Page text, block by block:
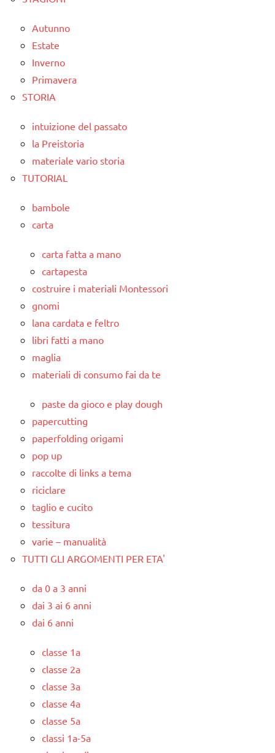
Autunno
Estate
Inverno
Primavera
STORIA
intuizione del passato
la Preistoria
materiale vario storia
TUTORIAL
bambole
carta
carta fatta a mano
cartapesta
costruire i materiali Montessori
gnomi
lana cardata e feltro
libri fatti a mano
maglia
materiali di consumo fai da te
paste da gioco e play dough
papercutting
paperfolding origami
pop up
raccolte di links a tema
riciclare
taglio e cucito
tessitura
varie – manualità
TUTTI GLI ARGOMENTI PER ETA'
da 0 a 3 anni
dai 3 ai 6 anni
dai 6 anni
classe 1a
classe 2a
classe 3a
classe 4a
classe 5a
classi 1a-5a